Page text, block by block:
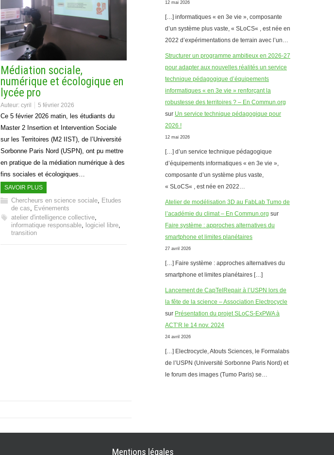
Médiation sociale,
numérique et écologique en
lycée pro
Auteur: cyril 5 février 2026
Ce 5 février 2026 matin, les étudiants du
Master 2 Insertion et Intervention Sociale
sur les Territoires (M2 IIST), de l’Université
Sorbonne Paris Nord (USPN), ont pu mettre
en pratique de la médiation numérique à des
fins sociales et écologiques…
SAVOIR PLUS
Chercheurs en science sociale, Etudes
de cas
Evénements
atelier d'intelligence collective,
informatique responsable, logiciel libre,
transition
12 mai 2026
[…] informatiques « en 3e vie », composante
d’un système plus vaste, « SLoCS« , est née en
2022 d’expérimentations de terrain avec l’un…
Structurer un programme ambitieux en 2026-27
pour adapter aux nouvelles réalités un service
technique pédagogique d’équipements
informatiques « en 3e vie » renforçant la
robustesse des territoires ? – En Commun.org
sur Un service technique pédagogique pour
2026 !
12 mai 2026
[…] d’un service technique pédagogique
d’équipements informatiques « en 3e vie »,
composante d’un système plus vaste,
« SLoCS« , est née en 2022…
Atelier de modélisation 3D au FabLab Tumo de
l’académie du climat – En Commun.org sur
Faire système : approches alternatives du
smartphone et limites planétaires
27 avril 2026
[…] Faire système : approches alternatives du
smartphone et limites planétaires […]
Lancement de CapTelRepair à l’USPN lors de
la fête de la science – Association Electrocycle
sur Présentation du projet SLoCS-ExPWA à
ACT’R le 14 nov. 2024
24 avril 2026
[…] Electrocycle, Atouts Sciences, le Formalabs
de l’USPN (Université Sorbonne Paris Nord) et
le forum des images (Tumo Paris) se…
Mentions légales